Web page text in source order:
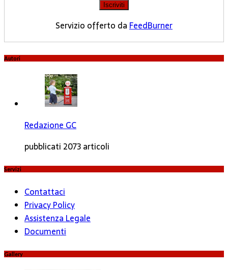
Servizio offerto daFeedBurner
Autori
Redazione GC
pubblicati 2073 articoli
Servizi
Contattaci
Privacy Policy
Assistenza Legale
Documenti
Gallery